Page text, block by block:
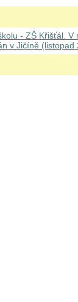
- ZŠ Křišťál. V
v Jičíně (listopad